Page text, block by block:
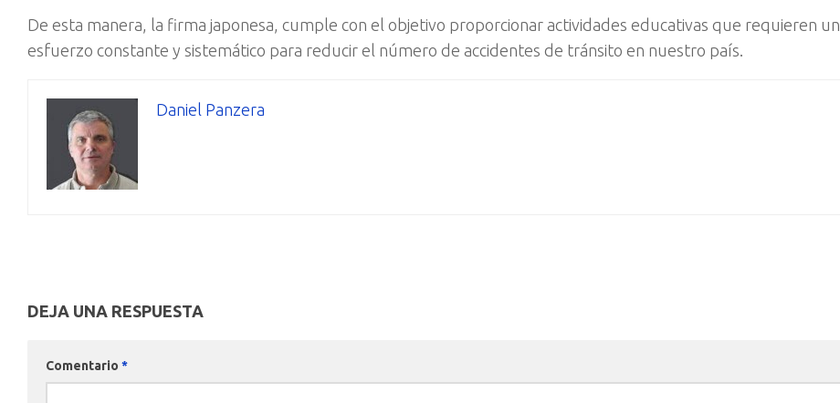
De esta manera, la firma japonesa, cumple con el objetivo proporcionar actividades educativas que requieren un
esfuerzo constante y sistemático para reducir el número de accidentes de tránsito en nuestro país.
Daniel Panzera
DEJA UNA RESPUESTA
Comentario *